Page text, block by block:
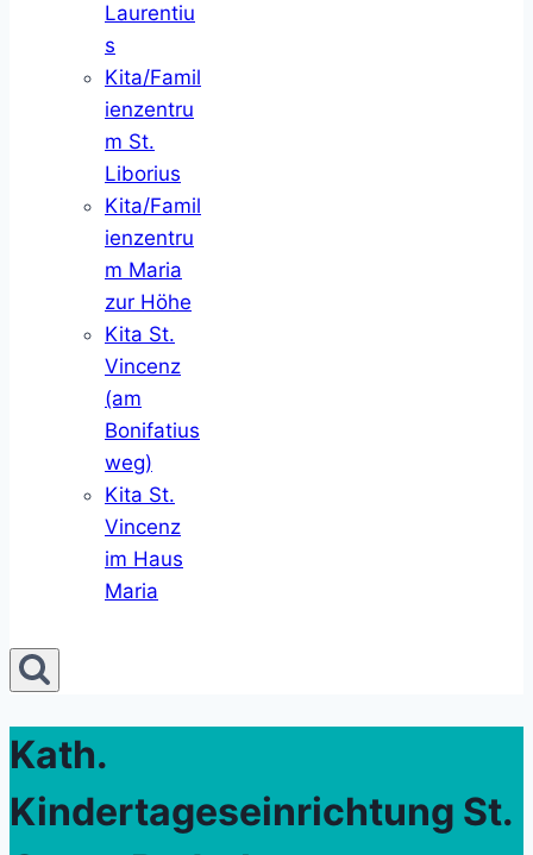
Laurentiu
s
Kita/Famil
ienzentru
m St.
Liborius
Kita/Famil
ienzentru
m Maria
zur Höhe
Kita St.
Vincenz
(am
Bonifatius
weg)
Kita St.
Vincenz
im Haus
Maria
Kath.
Kindertageseinrichtung St.